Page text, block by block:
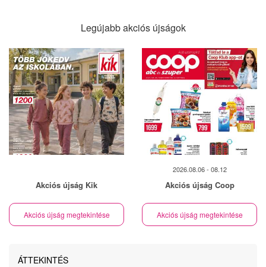
Legújabb akciós újságok
Akciós újság Kik
Akciós újság megtekintése
2026.08.06 - 08.12
Akciós újság Coop
Akciós újság megtekintése
ÁTTEKINTÉS